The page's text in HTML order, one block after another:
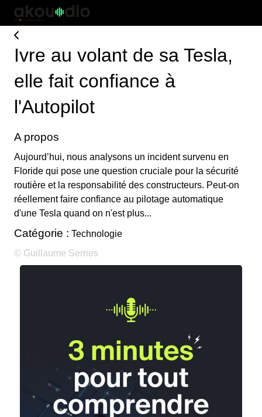
Ivre au volant de sa Tesla,
elle fait confiance à
l'Autopilot
A propos
Aujourd’hui, nous analysons un incident survenu en
Floride qui pose une question cruciale pour la sécurité
routière et la responsabilité des constructeurs. Peut-on
réellement faire confiance au pilotage automatique
d'une Tesla quand on n'est plus...
Catégorie : Technologie
© Guillaume Serries